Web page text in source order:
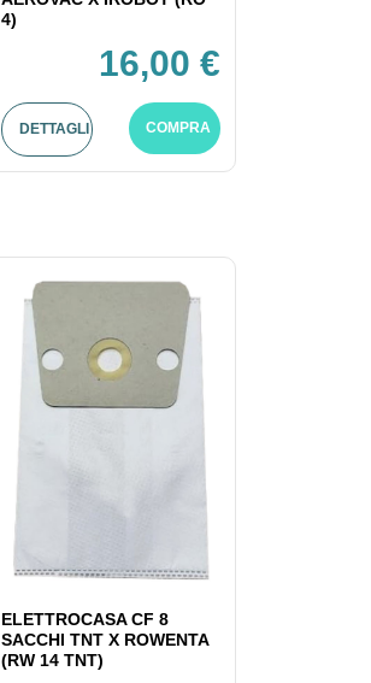
4)
16,00 €
DETTAGLI COMPRA
ELETTROCASA CF 8
SACCHI TNT X ROWENTA
(RW 14 TNT)